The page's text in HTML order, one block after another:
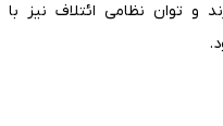
و توان نظامی ائتلاف نیز با